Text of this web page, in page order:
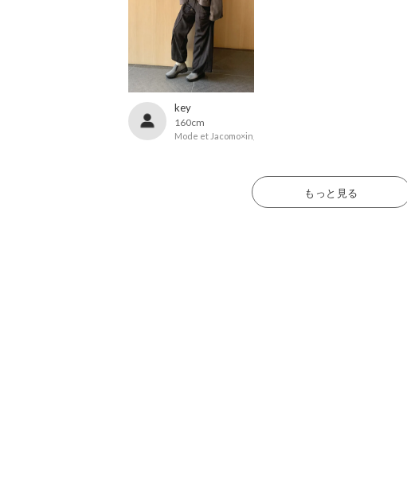
key
160cm
Mode et Jacomo×ing
もっと見る